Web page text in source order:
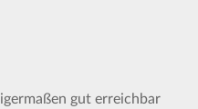
gut erreichbar